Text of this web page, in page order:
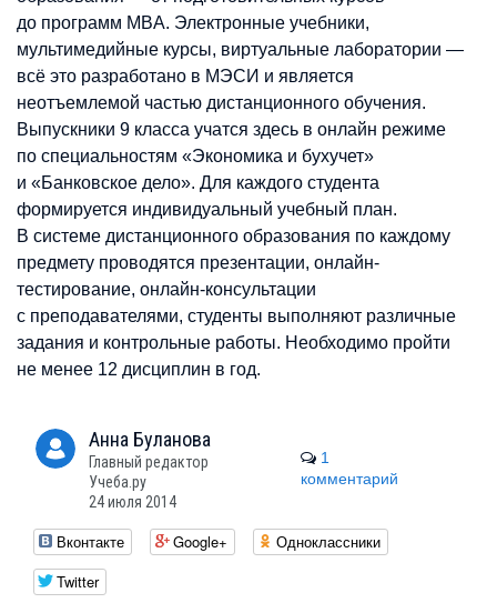
до программ MBA. Электронные учебники,
мультимедийные курсы, виртуальные лаборатории —
всё это разработано в МЭСИ и является
неотъемлемой частью дистанционного обучения.
Выпускники 9 класса учатся здесь в онлайн режиме
по специальностям «Экономика и бухучет»
и «Банковское дело». Для каждого студента
формируется индивидуальный учебный план.
В системе дистанционного образования по каждому
предмету проводятся презентации, онлайн-
тестирование, онлайн-консультации
с преподавателями, студенты выполняют различные
задания и контрольные работы. Необходимо пройти
не менее 12 дисциплин в год.
Анна Буланова
Главный редактор
Учеба.ру
24 июля 2014
1
комментарий
Вконтакте Google+
Одноклассники
Twitter